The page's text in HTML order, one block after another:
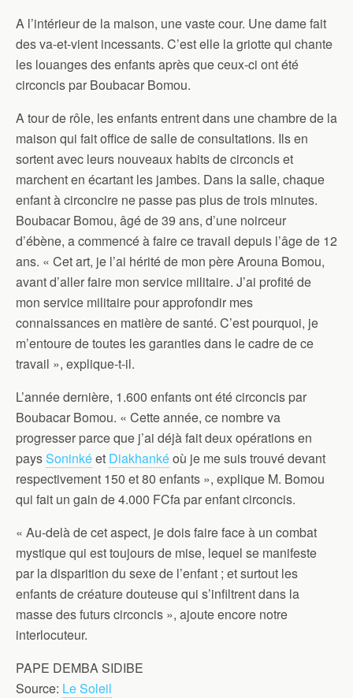
A l’intérieur de la maison, une vaste cour. Une dame fait
des va-et-vient incessants. C’est elle la griotte qui chante
les louanges des enfants après que ceux-ci ont été
circoncis par Boubacar Bomou.
A tour de rôle, les enfants entrent dans une chambre de la
maison qui fait office de salle de consultations. Ils en
sortent avec leurs nouveaux habits de circoncis et
marchent en écartant les jambes. Dans la salle, chaque
enfant à circoncire ne passe pas plus de trois minutes.
Boubacar Bomou, âgé de 39 ans, d’une noirceur
d’ébène, a commencé à faire ce travail depuis l’âge de 12
ans. « Cet art, je l’ai hérité de mon père Arouna Bomou,
avant d’aller faire mon service militaire. J’ai profité de
mon service militaire pour approfondir mes
connaissances en matière de santé. C’est pourquoi, je
m’entoure de toutes les garanties dans le cadre de ce
travail », explique-t-il.
L’année dernière, 1.600 enfants ont été circoncis par
Boubacar Bomou. « Cette année, ce nombre va
progresser parce que j’ai déjà fait deux opérations en
paysSoninkéet Diakhankéoù je me suis trouvé devant
respectivement 150 et 80 enfants », explique M. Bomou
qui fait un gain de 4.000 FCfa par enfant circoncis.
« Au-delà de cet aspect, je dois faire face à un combat
mystique qui est toujours de mise, lequel se manifeste
par la disparition du sexe de l’enfant ; et surtout les
enfants de créature douteuse qui s’infiltrent dans la
masse des futurs circoncis », ajoute encore notre
interlocuteur.
PAPE DEMBA SIDIBE
Source: Le Soleil